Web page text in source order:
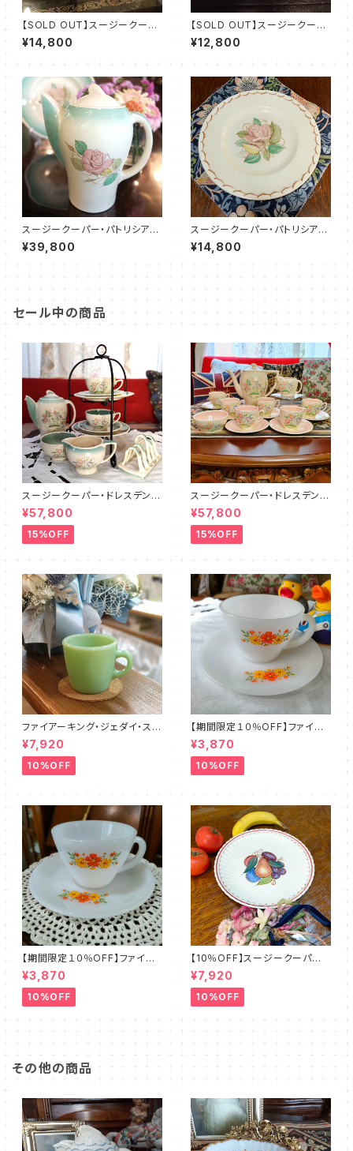
【SOLD OUT】スージークーパ
ー・パトリシアローズ・トリオ（ボ
ーンチャイナ）SCPA0097
¥14,800
【SOLD OUT】スージークーパ
ー・パトリシアローズ・トリオ（ボ
ーンチャイナ）SCPA0098
¥12,800
スージークーパー・パトリシアロ
ーズ・ポット（グリーン）SCPA00
87
¥39,800
スージークーパー・パトリシアロ
ーズ・プレート（リボン）SCPA0
020
¥14,800
セール中の商品
スージークーパー・ドレスデンス
プレイ・ティーフォーツー・セット
PLUS（SCDR6001）
¥57,800
15%OFF
スージークーパー・ドレスデンス
プレイ・フルセット（ピンク）SCD
R9003
¥57,800
15%OFF
ファイアーキング・ジェダイ・スト
レートマグカップ（FKJD0006）
¥7,920
10%OFF
【期間限定１０％OFF】ファイア
ーキング・フラワー・カップ＆ソー
サー（FKFW0002）
¥3,870
10%OFF
【期間限定１０％OFF】ファイア
ーキング・フラワー・カップ＆ソー
サー（FKFW0001）
¥3,870
10%OFF
【10％OFF】スージークーパー・
フルーツモチーフ・プレート（スパ
イラル）SCFM0029
¥7,920
10%OFF
その他の商品